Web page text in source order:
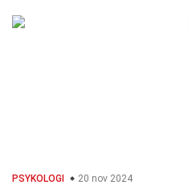
PSYKOLOGI 20 nov 2024